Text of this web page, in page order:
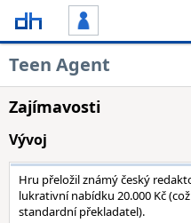
Teen Agent
Zajímavosti
Vývoj
Hru přeložil známý český
lukrativní nabídku 20.000 Kč
standardní překladatel).